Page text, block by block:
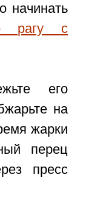
начинать
рагу с
его
на
жарки
перец
пресс